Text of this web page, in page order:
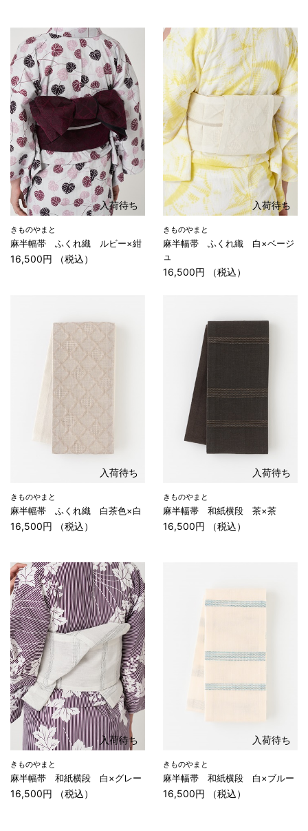
入荷待ち
きものやまと
麻半幅帯 ふくれ織 ルビー×紺
16,500円 （税込）
入荷待ち
きものやまと
麻半幅帯 ふくれ織 白×ベージ
ュ
16,500円 （税込）
入荷待ち
きものやまと
麻半幅帯 ふくれ織 白茶色×白
16,500円 （税込）
入荷待ち
きものやまと
麻半幅帯 和紙横段 茶×茶
16,500円 （税込）
入荷待ち
きものやまと
麻半幅帯 和紙横段 白×グレー
16,500円 （税込）
入荷待ち
きものやまと
麻半幅帯 和紙横段 白×ブルー
16,500円 （税込）